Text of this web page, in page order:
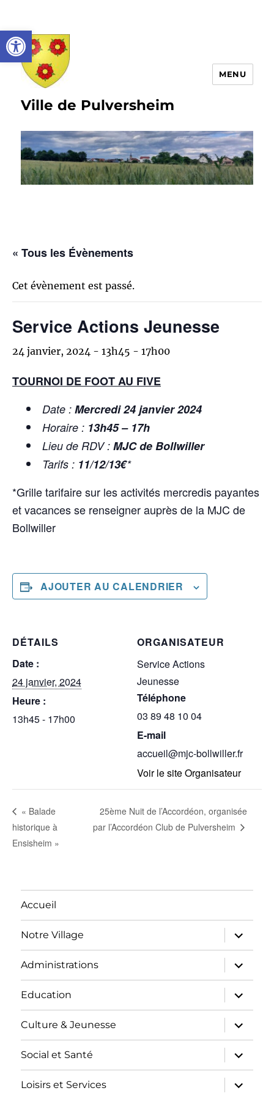
Ouvrir la barre d’outils
Ville de Pulversheim
MENU
« Tous les Évènements
Cet évènement est passé.
Service Actions Jeunesse
24 janvier, 2024 - 13h45 - 17h00
TOURNOI DE FOOT AU FIVE
Date : Mercredi 24 janvier 2024
Horaire : 13h45 – 17h
Lieu de RDV : MJC de Bollwiller
Tarifs : 11/12/13€*
*Grille tarifaire sur les activités mercredis payantes
et vacances se renseigner auprès de la MJC de
Bollwiller
AJOUTER AU CALENDRIER
DÉTAILS
Date :
24 janvier, 2024
Heure :
13h45 - 17h00
ORGANISATEUR
Service Actions
Jeunesse
Téléphone
03 89 48 10 04
E-mail
accueil@mjc-bollwiller.fr
Voir le site Organisateur
« Balade
historique à
Ensisheim »
25ème Nuit de l’Accordéon, organisée
par l’Accordéon Club de Pulversheim
Accueil
Notre Village
ouvrir
le
sous-
menu
Administrations
ouvrir
le
sous-
menu
Education
ouvrir
le
sous-
menu
Culture & Jeunesse
ouvrir
le
sous-
menu
Social et Santé
ouvrir
le
sous-
menu
Loisirs et Services
ouvrir
le